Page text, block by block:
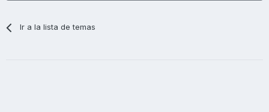
Ir a la lista de temas